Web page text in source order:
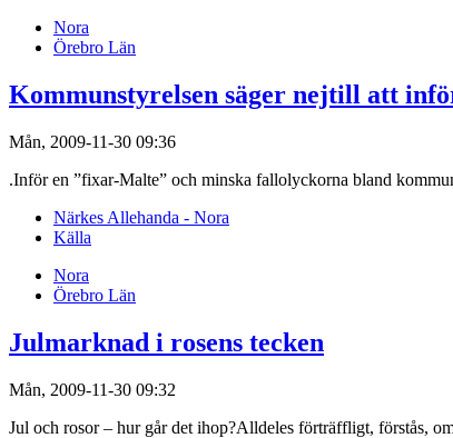
Nora
Örebro Län
Kommunstyrelsen säger nejtill att
Mån, 2009-11-30 09:36
.Inför en ”fixar-Malte” och minska fallolyckorna bland
Närkes Allehanda - Nora
Källa
Nora
Örebro Län
Julmarknad i rosens tecken
Mån, 2009-11-30 09:32
Jul och rosor – hur går det ihop?Alldeles förträffligt, förstås,